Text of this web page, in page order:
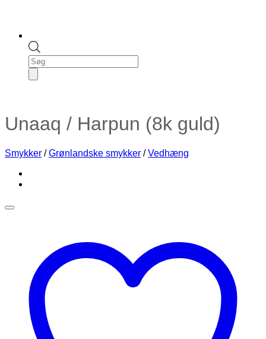
Products
search
Unaaq / Harpun (8k guld)
Smykker / Grønlandske smykker / Vedhæng